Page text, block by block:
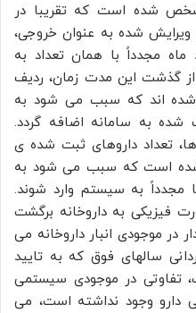
شده است که تقریبا در
99%) داروهای ویرایش شده به عنوان خروجی،
مجدداً با همان تعداد به
گذشت این مدت زمان، ردیف
اند که سبب می شود به
شده به سامانه اضافه گردد.
تعداد داروهای ثبت شده ی
شده است که سبب می شود به
مجدداً به سیستم وارد شوند.
فیزیکی به داروخانه برگشت
در موجودی انبار داروخانه می
سالهای فوق که به تایید
تفاوتی در موجودی سیستمی
دارو وجود نداشته است، می